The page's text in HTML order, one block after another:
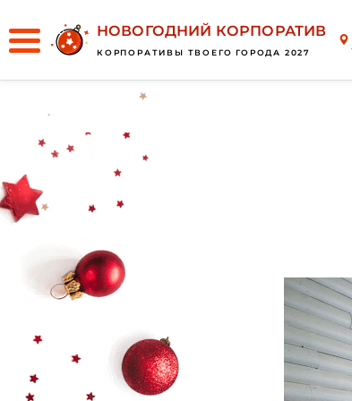
НОВОГОДНИЙ КОРПОРАТИВ
КОРПОРАТИВЫ ТВОЕГО ГОРОДА 2027